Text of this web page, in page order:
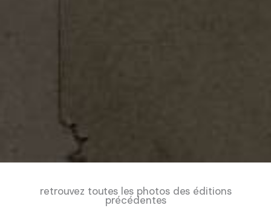
retrouvez toutes les photos des éditions
précédentes